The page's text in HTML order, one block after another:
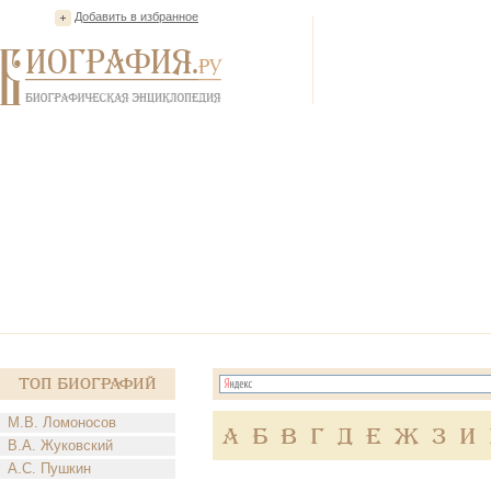
Добавить в избранное
Топ Биографий
М.В. Ломоносов
В.А. Жуковский
А.С. Пушкин
А Б В Г Д Е Ж З И